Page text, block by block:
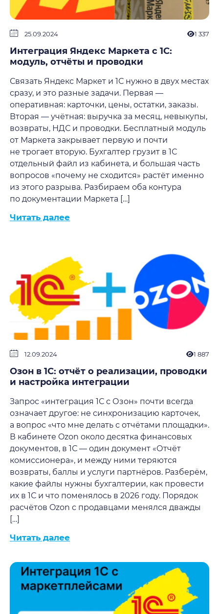
25.09.2024 1 337
Интеграция Яндекс Маркета с 1С:
модуль, отчёты и проводки
Связать Яндекс Маркет и 1С нужно в двух местах
сразу, и это разные задачи. Первая —
оперативная: карточки, цены, остатки, заказы.
Вторая — учётная: выручка за месяц, невыкупы,
возвраты, НДС и проводки. Бесплатный модуль
от Маркета закрывает первую и почти
не трогает вторую. Бухгалтер грузит в 1С
отдельный файл из кабинета, и большая часть
вопросов «почему не сходится» растёт именно
из этого разрыва. Разбираем оба контура
по документации Маркета […]
Читать далее
12.09.2024 1 887
Озон в 1С: отчёт о реализации, проводки
и настройка интеграции
Запрос «интеграция 1С с Озон» почти всегда
означает другое: не синхронизацию карточек,
а вопрос «что мне делать с отчётами площадки».
В кабинете Ozon около десятка финансовых
документов, в 1С — один документ «Отчёт
комиссионера», и между ними теряются
возвраты, баллы и услуги партнёров. Разберём,
какие файлы нужны бухгалтерии, как провести
их в 1С и что поменялось в 2026 году. Порядок
расчётов Ozon с продавцами менялся дважды
[…]
Читать далее